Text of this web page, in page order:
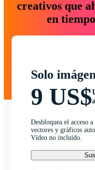
creativos que
en
Solo
9 US$
Desbloquea el acceso
vectores y gráficos
Vídeo no incluido.